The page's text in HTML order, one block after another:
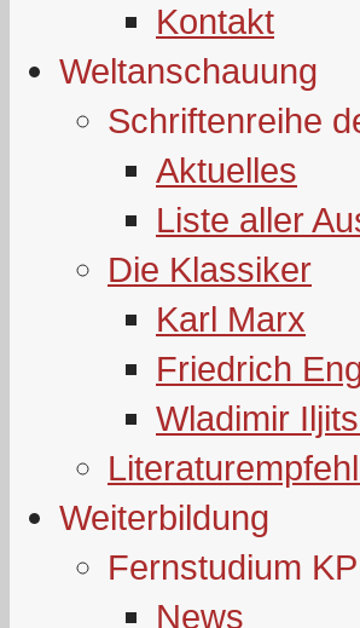
Kontakt
Weltanschauung
Schriftenreihe
Aktuelles
Liste aller
Die Klassiker
Karl Marx
Friedrich
Wladimir
Weiterbildung
Fernstudium
News